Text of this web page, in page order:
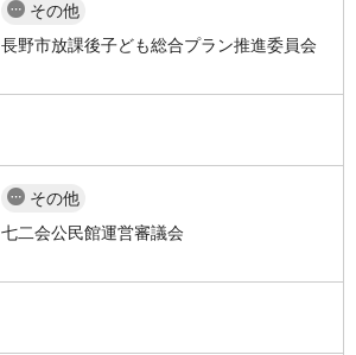
その他
長野市放課後子ども総合プラン推進委員会
その他
七二会公民館運営審議会